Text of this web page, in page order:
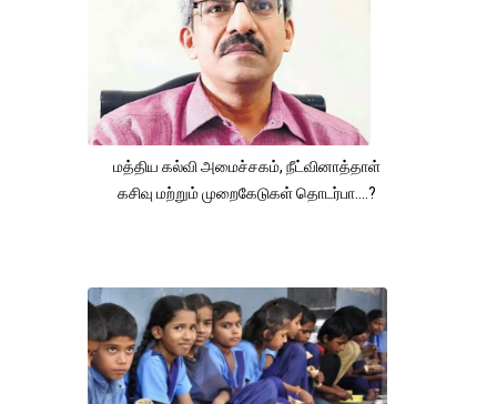
மத்திய கல்வி அமைச்சகம், நீட்வினாத்தாள்
கசிவு மற்றும் முறைகேடுகள் தொடர்பா....?